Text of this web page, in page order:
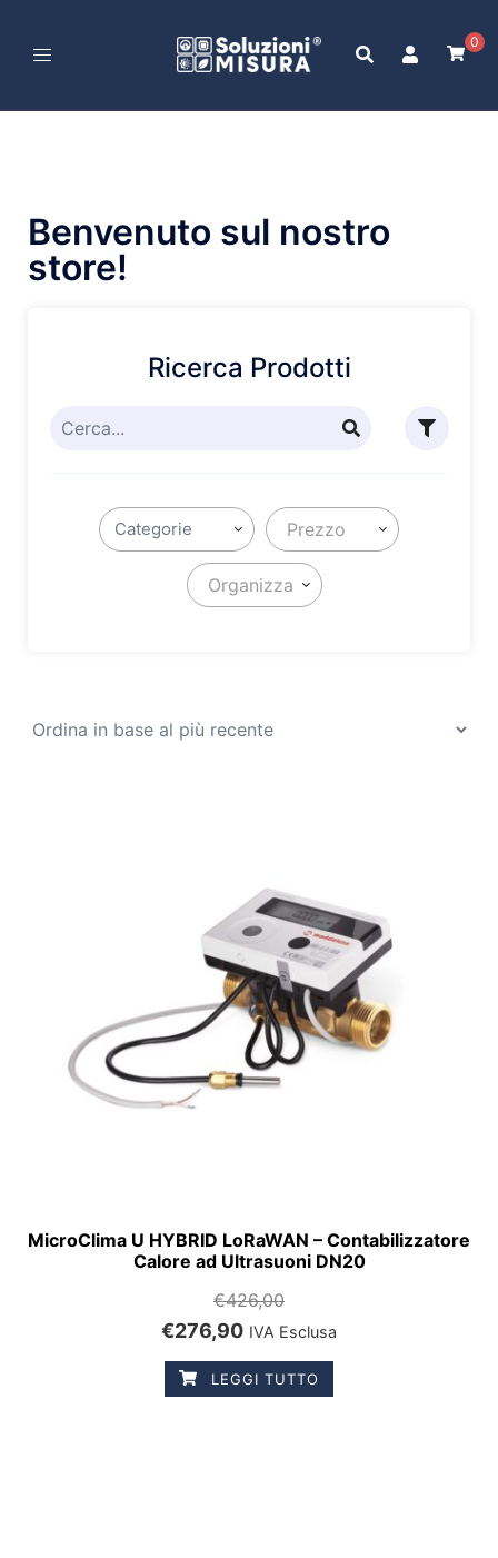
0
Benvenuto sul nostro
store!
Ricerca Prodotti
Prezzo
Organizza
MicroClima U HYBRID LoRaWAN – Contabilizzatore
Calore ad Ultrasuoni DN20
€426,00
€276,90 IVA Esclusa
LEGGI TUTTO